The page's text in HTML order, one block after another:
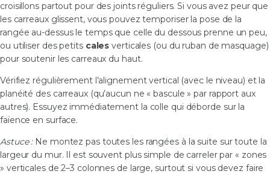
croisillons partout pour des joints réguliers. Si vous avez peur que
les carreaux glissent, vous pouvez temporiser la pose de la
rangée au-dessus le temps que celle du dessous prenne un peu,
ou utiliser des petits calesverticales (ou du ruban de masquage)
pour soutenir les carreaux du haut.
Vérifiez régulièrement l’alignement vertical (avec le niveau) et la
planéité des carreaux (qu’aucun ne « bascule » par rapport aux
autres). Essuyez immédiatement la colle qui déborde sur la
faïence en surface.
Astuce : Ne montez pas toutes les rangées à la suite sur toute la
largeur du mur. Il est souvent plus simple de carreler par « zones
» verticales de 2–3 colonnes de large, surtout si vous devez faire